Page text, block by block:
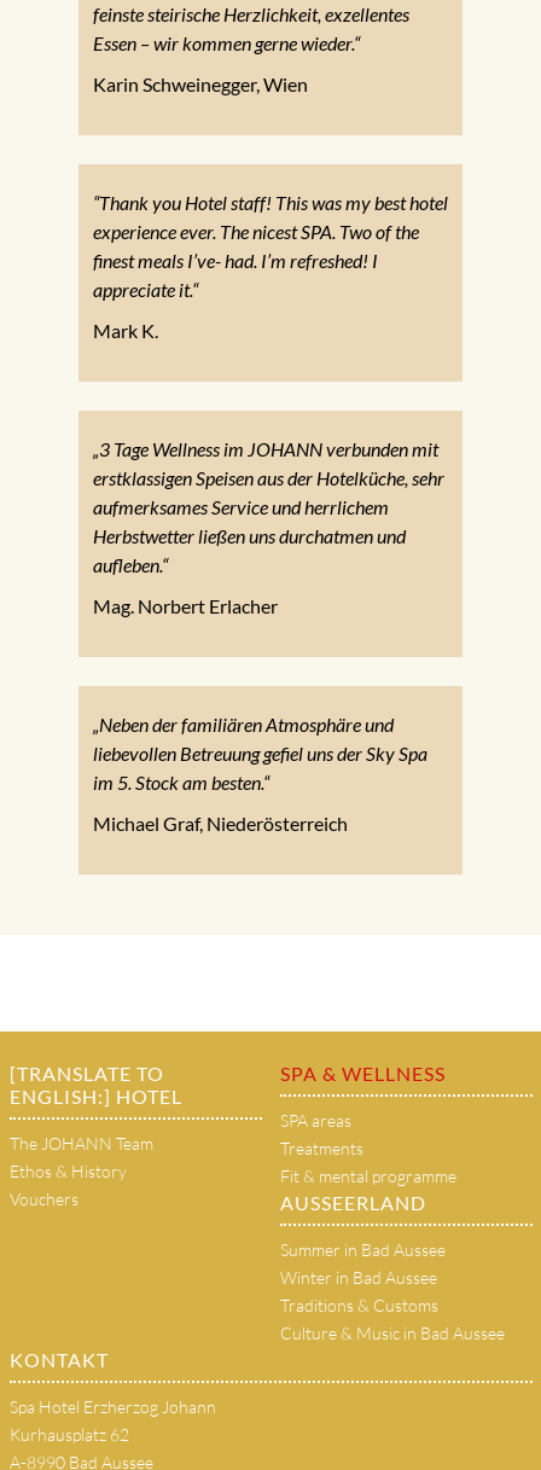
feinste steirische Herzlichkeit, exzellentes
Essen – wir kommen gerne wieder.“
Karin Schweinegger, Wien
“Thank you Hotel staff! This was my best hotel
experience ever. The nicest SPA. Two of the
finest meals I’ve- had. I’m refreshed! I
appreciate it.“
Mark K.
„3 Tage Wellness im JOHANN verbunden mit
erstklassigen Speisen aus der Hotelküche, sehr
aufmerksames Service und herrlichem
Herbstwetter ließen uns durchatmen und
aufleben.“
Mag. Norbert Erlacher
„Neben der familiären Atmosphäre und
liebevollen Betreuung gefiel uns der Sky Spa
im 5. Stock am besten.“
Michael Graf, Niederösterreich
[TRANSLATE TO
ENGLISH:] HOTEL
The JOHANN Team
Ethos & History
Vouchers
SPA & WELLNESS
SPA areas
Treatments
Fit & mental programme
AUSSEERLAND
Summer in Bad Aussee
Winter in Bad Aussee
Traditions & Customs
Culture & Music in Bad Aussee
KONTAKT
Spa Hotel Erzherzog Johann
Kurhausplatz 62
A-8990 Bad Aussee